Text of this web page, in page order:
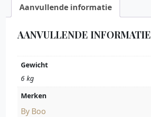
Aanvullende informatie
AANVULLENDE INFORMATIE
Gewicht
6 kg
Merken
By Boo